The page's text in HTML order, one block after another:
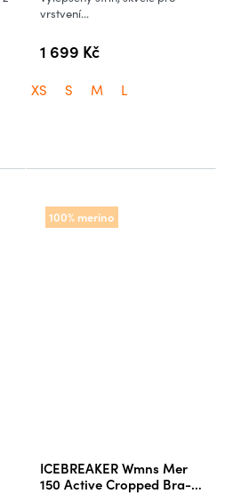
1 699 Kč
vrstvení...
XS S M L
100% merino
ICEBREAKER Wmns Mer
150 Active Cropped Bra-